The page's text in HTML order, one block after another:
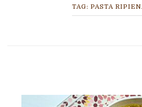
TAG: PASTA